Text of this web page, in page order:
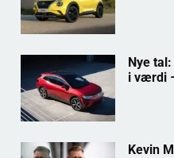
Nye
i værdi
Kevin